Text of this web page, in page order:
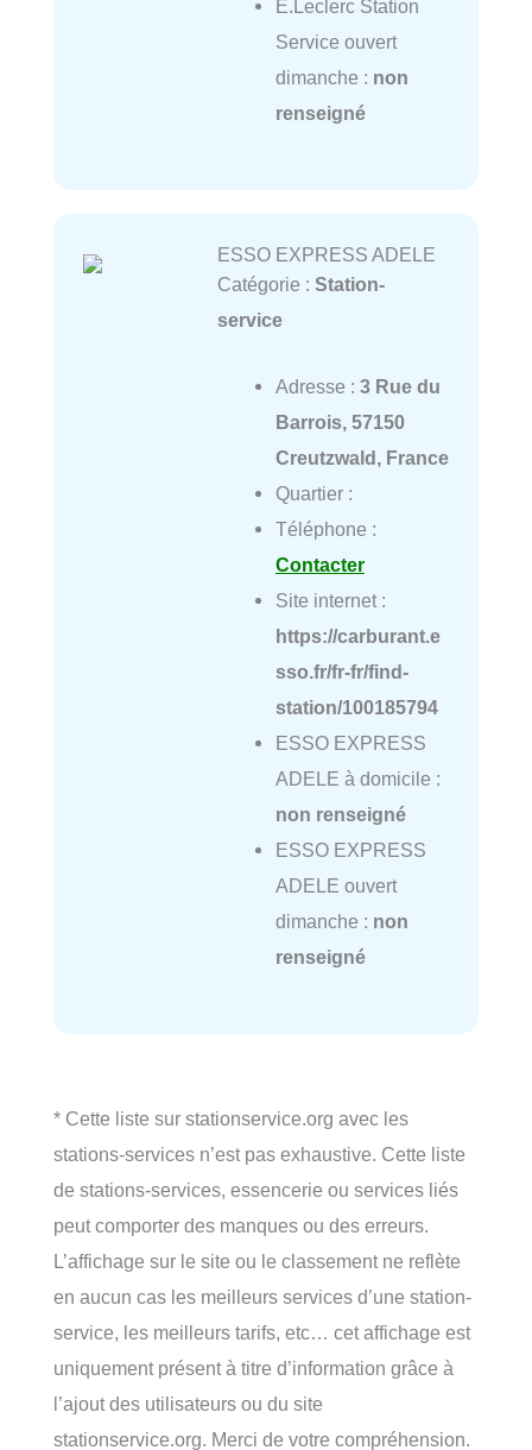
E.Leclerc Station
Service ouvert
dimanche : non
renseigné
ESSO EXPRESS ADELE
Catégorie : Station-
service
Adresse : 3 Rue du
Barrois, 57150
Creutzwald, France
Quartier :
Téléphone :
Contacter
Site internet :
https://carburant.e
sso.fr/fr-fr/find-
station/100185794
ESSO EXPRESS
ADELE à domicile :
non renseigné
ESSO EXPRESS
ADELE ouvert
dimanche : non
renseigné
* Cette liste sur stationservice.org avec les
stations-services n’est pas exhaustive. Cette liste
de stations-services, essencerie ou services liés
peut comporter des manques ou des erreurs.
L’affichage sur le site ou le classement ne reflète
en aucun cas les meilleurs services d’une station-
service, les meilleurs tarifs, etc… cet affichage est
uniquement présent à titre d’information grâce à
l’ajout des utilisateurs ou du site
stationservice.org. Merci de votre compréhension.